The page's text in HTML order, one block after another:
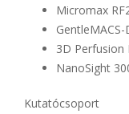
Micromax
3D
NanoSight
Kutatócsoport